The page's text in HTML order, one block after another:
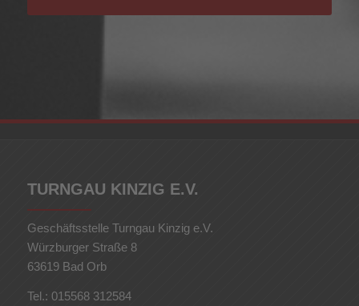
TURNGAU KINZIG E.V.
Geschäftsstelle Turngau Kinzig e.V.
Würzburger Straße 8
63619 Bad Orb
Tel.: 015568 312584